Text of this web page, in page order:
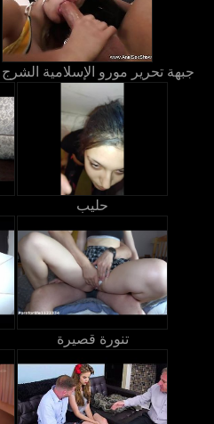
جبهة تحرير مورو الإسلامية الشرج
حليب
تنورة قصيرة